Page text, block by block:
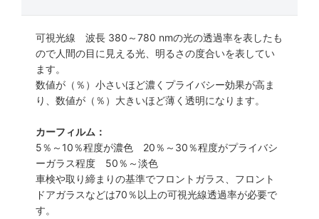
可視光線 波長 380～780 nmの光の透過率を表したも
ので人間の目に見える光、明るさの度合いを表してい
ます。
数値が（％）小さいほど濃くプライバシー効果が高ま
り、数値が（％）大きいほど薄く透明になります。
カーフィルム：
5％～10％程度が濃色 20％～30％程度がプライバシ
ーガラス程度 50％～淡色
車検や取り締まりの基準でフロントガラス、フロント
ドアガラスなどは70％以上の可視光線透過率が必要で
す。